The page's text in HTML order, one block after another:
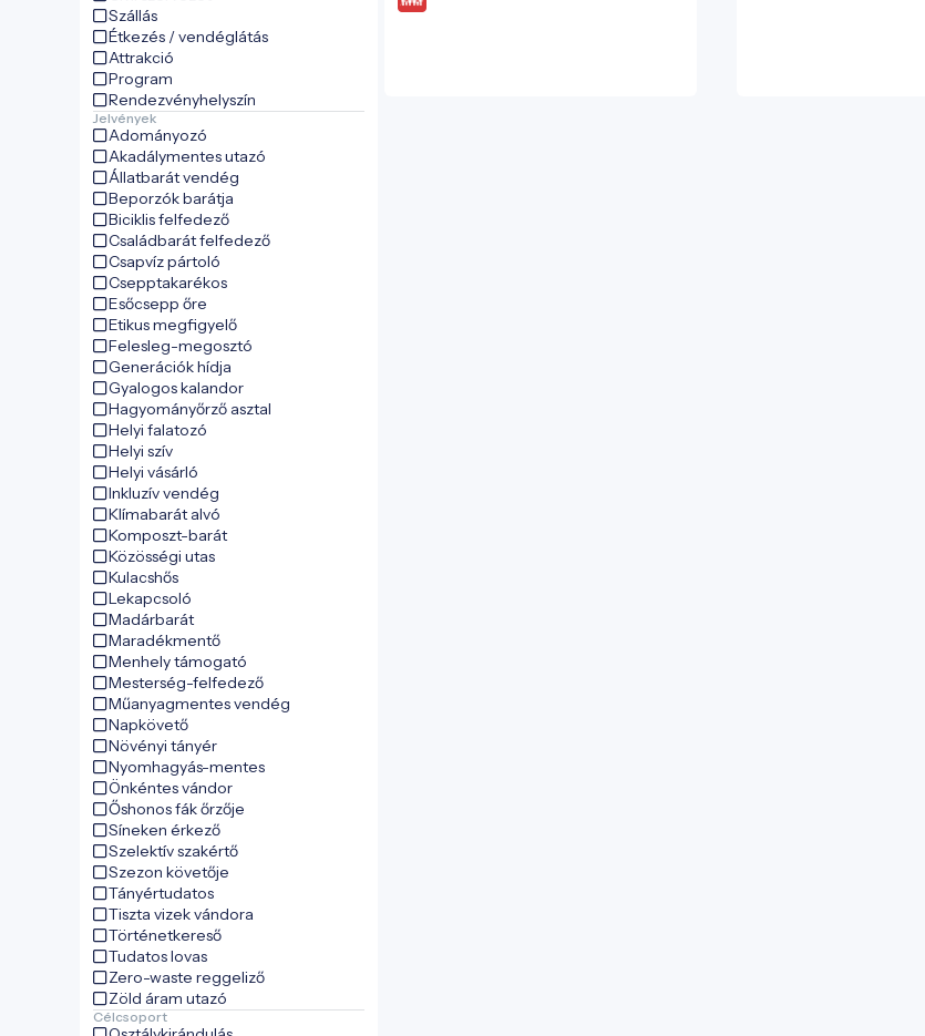
Szállás
Étkezés / vendéglátás
Attrakció
Program
Rendezvényhelyszín
Jelvények
Adományozó
Akadálymentes utazó
Állatbarát vendég
Beporzók barátja
Biciklis felfedező
Családbarát felfedező
Csapvíz pártoló
Csepptakarékos
Esőcsepp őre
Etikus megfigyelő
Felesleg-megosztó
Generációk hídja
Gyalogos kalandor
Hagyományőrző asztal
Helyi falatozó
Helyi szív
Helyi vásárló
Inkluzív vendég
Klímabarát alvó
Komposzt-barát
Közösségi utas
Kulacshős
Lekapcsoló
Madárbarát
Maradékmentő
Menhely támogató
Mesterség-felfedező
Műanyagmentes vendég
Napkövető
Növényi tányér
Nyomhagyás-mentes
Önkéntes vándor
Őshonos fák őrzője
Síneken érkező
Szelektív szakértő
Szezon követője
Tányértudatos
Tiszta vizek vándora
Történetkereső
Tudatos lovas
Zero-waste reggeliző
Zöld áram utazó
Célcsoport
élővé tegye a hagyományokat.